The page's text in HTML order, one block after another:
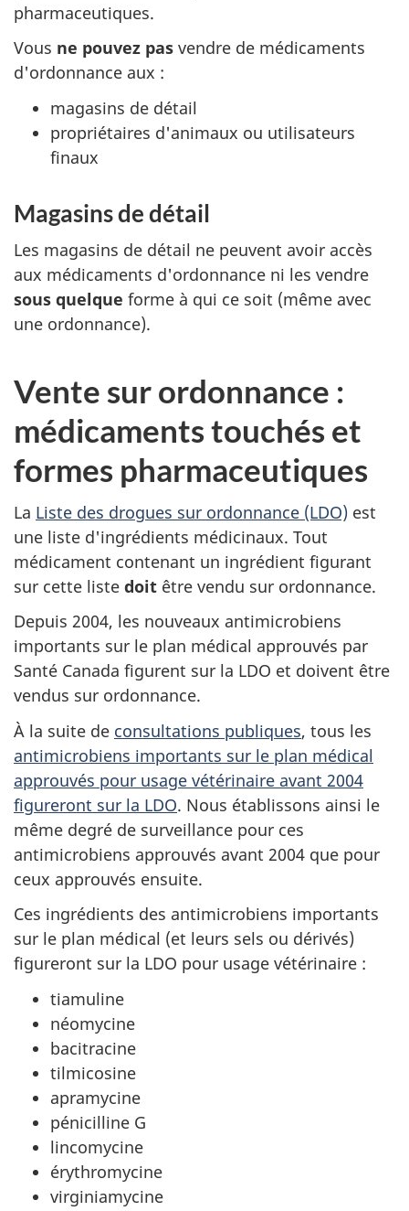
pharmaceutiques.
Vous ne pouvez pas vendre de médicaments
d'ordonnance aux :
magasins de détail
propriétaires d'animaux ou utilisateurs
finaux
Magasins de détail
Les magasins de détail ne peuvent avoir accès
aux médicaments d'ordonnance ni les vendre
sous quelque forme à qui ce soit (même avec
une ordonnance).
Vente sur ordonnance :
médicaments touchés et
formes pharmaceutiques
La Liste des drogues sur ordonnance (LDO) est
une liste d'ingrédients médicinaux. Tout
médicament contenant un ingrédient figurant
sur cette liste doit être vendu sur ordonnance.
Depuis 2004, les nouveaux antimicrobiens
importants sur le plan médical approuvés par
Santé Canada figurent sur la LDO et doivent être
vendus sur ordonnance.
À la suite de consultations publiques, tous les
antimicrobiens importants sur le plan médical
approuvés pour usage vétérinaire avant 2004
figureront sur la LDO. Nous établissons ainsi le
même degré de surveillance pour ces
antimicrobiens approuvés avant 2004 que pour
ceux approuvés ensuite.
Ces ingrédients des antimicrobiens importants
sur le plan médical (et leurs sels ou dérivés)
figureront sur la LDO pour usage vétérinaire :
tiamuline
néomycine
bacitracine
tilmicosine
apramycine
pénicilline G
lincomycine
érythromycine
virginiamycine